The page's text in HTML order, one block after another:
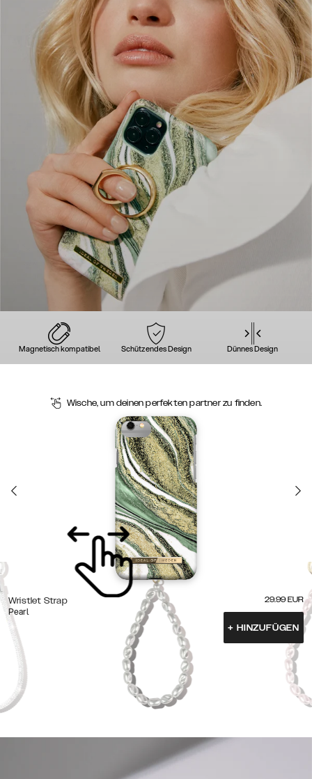
Magnetisch kompatibel Schützendes Design Dünnes Design
Wische, um deinen perfekten partner zu finden.
Wristlet Strap
Pearl
29.99 EUR
+ HINZUFÜGEN